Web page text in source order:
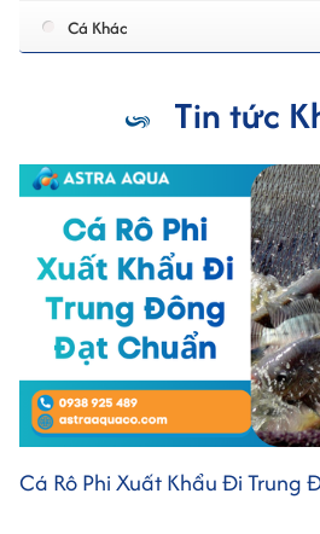
Cá Khác
Tin tức
Cá Rô Phi Xuất Khẩu Đi Trung